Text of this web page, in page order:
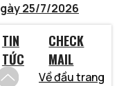
25/7/2026
TIN
TỨC
CHECK
MAIL
Về đầu trang